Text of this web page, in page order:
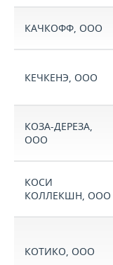
КАЧКОФФ, ООО
КЕЧКЕНЭ, ООО
КОЗА-ДЕРЕЗА,
ООО
КОСИ
КОЛЛЕКШН, ООО
КОТИКО, ООО